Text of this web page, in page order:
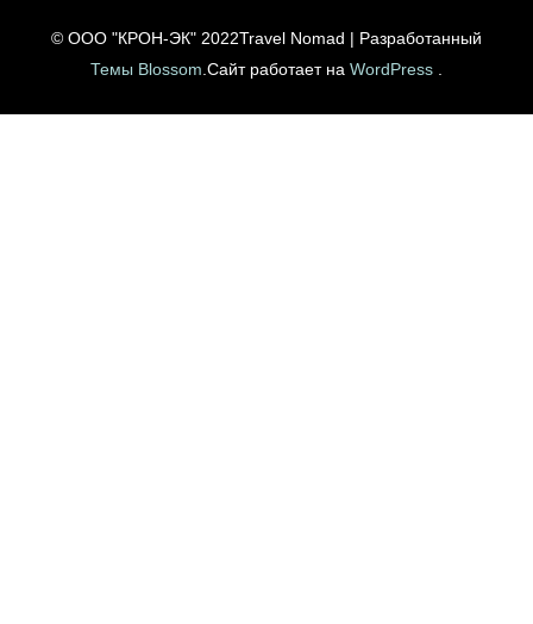
© ООО "КРОН-ЭК" 2022Travel Nomad | Разработанный
Темы Blossom .Сайт работает на WordPress